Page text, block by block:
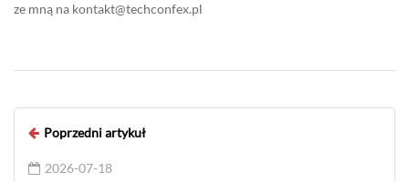
ze mną na kontakt@techconfex.pl
Poprzedni artykuł
2026-07-18